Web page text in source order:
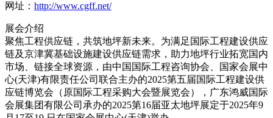
网址： http://www.cgff.net/
展会介绍
聚焦工程供应链，共筑地坪新未来。为满足国际工程建设供应
链及京津冀基础设施建设供应链需求，助力地坪行业拓宽国内
市场、链接全球资源，由中国国际工程咨询协会、国家会展中
心(天津)有限责任公司联合主办的2025第五届国际工程建设供
应链博览会（原国际工程采购大会暨展览会），广东鸿威国际
会展集团有限公司承办的2025第16届亚太地坪展定于2025年9